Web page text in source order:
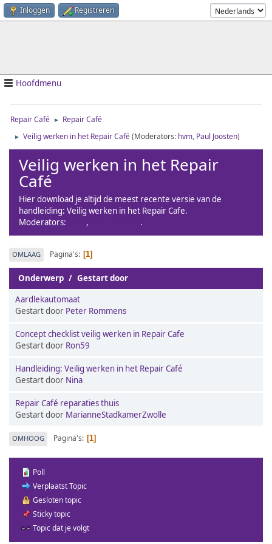
Inloggen Registreren
Hoofdmenu
Repair Café ► Repair Café
► Veilig werken in het Repair Café(Moderators: hvm, Paul Joosten)
Veilig werken in het Repair
Café
Hier download je altijd de meest recente versie van de
handleiding: Veilig werken in het Repair Cafe.
Moderators:
, .
OMLAAG Pagina's 1
Onderwerp / Gestart door
Aardlekautomaat
Gestart door Peter Rommens
Concept checklist veilig werken in Repair Cafe
Gestart door Ron59
Handleiding: Veilig werken in het Repair Café
Gestart door Nina
Repair Café reparaties thuis
Gestart door MarianneStadkamerZwolle
OMHOOG Pagina's 1
Poll
Verplaatst Topic
Gesloten topic
Sticky topic
Topic dat je volgt